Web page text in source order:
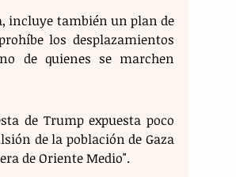
incluye también un plan de
los desplazamientos
de quienes se marchen
de Trump expuesta poco
de la población de Gaza
de Oriente Medio".